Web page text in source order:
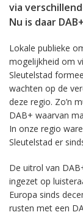
via
Nu is daar
Lokale publieke
mogelijkheid om
Sleutelstad
wachten op de
deze regio. Zo’n
DAB+ waarvan
In onze regio
Sleutelstad er
De uitrol van
ingezet op
Europa sinds
rusten met een